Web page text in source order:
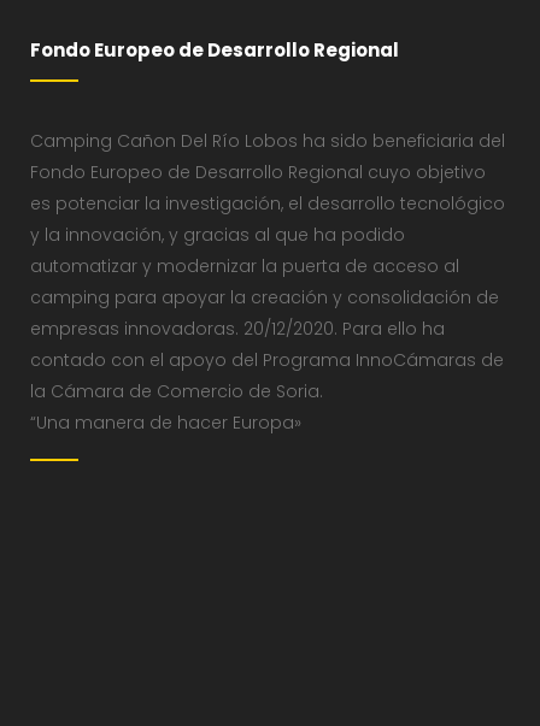
Fondo Europeo de Desarrollo Regional
Camping Cañon Del Río Lobos ha sido beneficiaria del
Fondo Europeo de Desarrollo Regional cuyo objetivo
es potenciar la investigación, el desarrollo tecnológico
y la innovación, y gracias al que ha podido
automatizar y modernizar la puerta de acceso al
camping para apoyar la creación y consolidación de
empresas innovadoras. 20/12/2020. Para ello ha
contado con el apoyo del Programa InnoCámaras de
la Cámara de Comercio de Soria.
“Una manera de hacer Europa»